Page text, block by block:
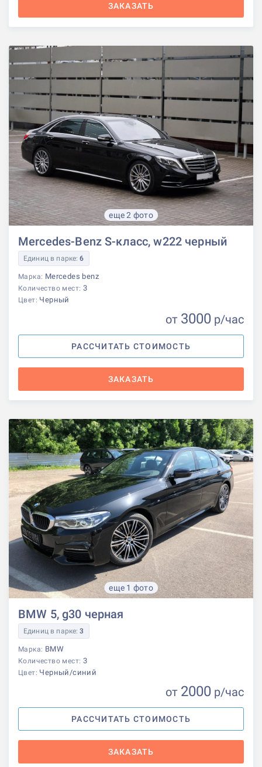
ЗАКАЗАТЬ
еще 2 фото
Mercedes-Benz S-класс, w222 черный
Единиц в парке:6
Марка: Mercedes benz
Количество мест: 3
Цвет: Черный
от 3000 р/час
РАССЧИТАТЬ СТОИМОСТЬ
ЗАКАЗАТЬ
еще 1 фото
BMW 5, g30 черная
Единиц в парке:3
Марка: BMW
Количество мест: 3
Цвет: Черный/синий
от 2000 р/час
РАССЧИТАТЬ СТОИМОСТЬ
ЗАКАЗАТЬ